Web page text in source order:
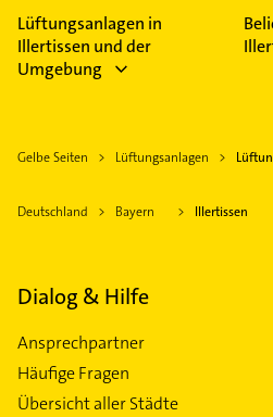
Badkomplettsanierung.
Lüftungsanlagen in
Illertissen und der
Umgebung
Gelbe Seiten Lüftungsanlagen
Deutschland Bayern Illertissen
Dialog & Hilfe
Ansprechpartner
Häufige Fragen
Übersicht aller Städte